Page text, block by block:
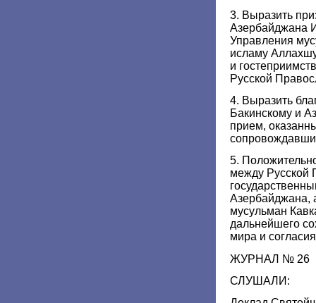
3. Выразить
Азербайджана
Управления
исламу
и
Русской
4. Выразить
Бакинскому и
прием,
5.
между Русской
Азербайджана,
мусульман
дальнейшего
мира и
ЖУРНАЛ № 26
СЛУШАЛИ: